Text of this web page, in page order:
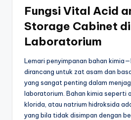
Fungsi Vital Acid
Storage Cabinet di
Laboratorium
Lemari penyimpanan bahan
dirancang untuk zat asam dan
yang sangat penting dalam
laboratorium. Bahan kimia seperti
klorida, atau natrium hidroksida
yang bila tidak disimpan dengan